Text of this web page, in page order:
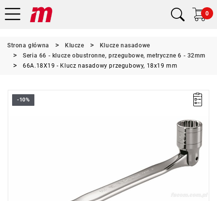
0
Strona główna Klucze
Klucze nasadowe
Seria 66 - klucze obustronne, przegubowe, metryczne 6 - 32mm
66A.18X19 - Klucz nasadowy przegubowy, 18x19 mm
-10%